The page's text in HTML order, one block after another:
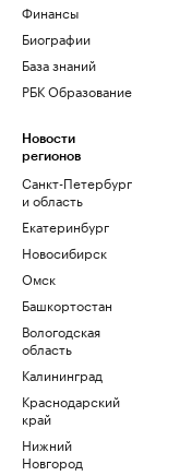
Финансы
Биографии
База знаний
РБК Образование
Новости
регионов
Санкт-Петербург
и область
Екатеринбург
Новосибирск
Омск
Башкортостан
Вологодская
область
Калининград
Краснодарский
край
Нижний
Новгород